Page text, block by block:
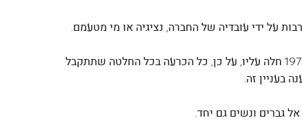
20. מובהר בזאת כי דינו של תקנון זה ודינה של תחרות זו כדין חוזה למתן ציונים, והוראת סעיף 33 לחוק החוזים (חלק כללי), התשל"ג-1973 חלה עליו, על כן, כל הכרעה בכל החלטה שתתקבל
בעניין זה.